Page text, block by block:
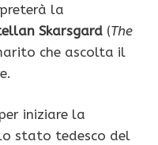
la
Skarsgard (The
che ascolta il
iniziare la
stato tedesco del